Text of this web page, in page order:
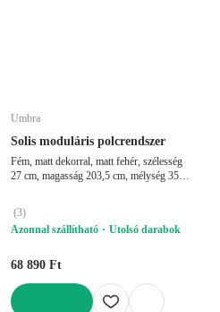
Umbra
Solis moduláris polcrendszer
Fém, matt dekorral, matt fehér, szélesség
27 cm, magasság 203,5 cm, mélység 35
(3)
Azonnal szállítható
Utolsó darabok
68 890 Ft